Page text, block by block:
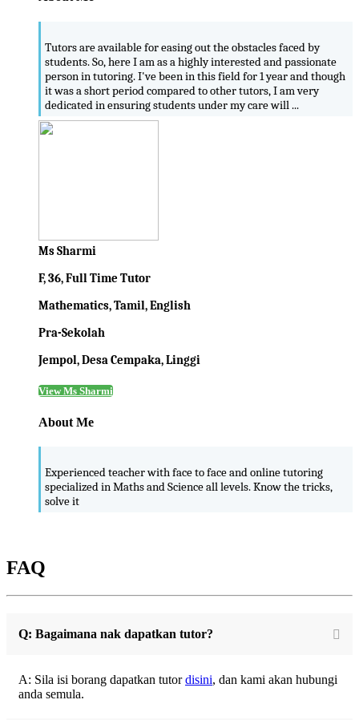
Tutors are available for easing out the obstacles faced by
students. So, here I am as a highly interested and passionate
person in tutoring. I've been in this field for 1 year and though
it was a short period compared to other tutors, I am very
dedicated in ensuring students under my care will ...
Ms Sharmi
F, 36, Full Time Tutor
Mathematics, Tamil, English
Pra-Sekolah
Jempol, Desa Cempaka, Linggi
View Ms Sharmi
About Me
Experienced teacher with face to face and online tutoring
specialized in Maths and Science all levels. Know the tricks,
solve it
FAQ
Q: Bagaimana nak dapatkan tutor?
A: Sila isi borang dapatkan tutordisini, dan kami akan hubungi
anda semula.